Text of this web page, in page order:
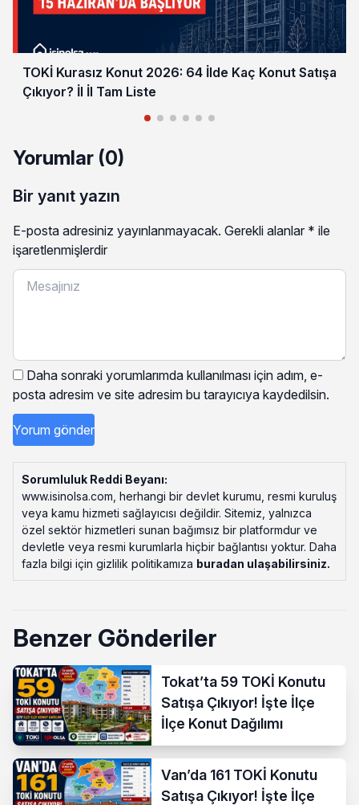
TOKİ Kurasız Konut 2026: 64 İlde Kaç Konut Satışa
Çıkıyor? İl İl Tam Liste
Yorumlar (0)
Bir yanıt yazın
E-posta adresiniz yayınlanmayacak. Gerekli alanlar * ile
işaretlenmişlerdir
Daha sonraki yorumlarımda kullanılması için adım, e-
posta adresim ve site adresim bu tarayıcıya kaydedilsin.
Sorumluluk Reddi Beyanı:
www.isinolsa.com, herhangi bir devlet kurumu, resmi kuruluş
veya kamu hizmeti sağlayıcısı değildir. Sitemiz, yalnızca
özel sektör hizmetleri sunan bağımsız bir platformdur ve
devletle veya resmi kurumlarla hiçbir bağlantısı yoktur. Daha
fazla bilgi için gizlilik politikamıza buradan ulaşabilirsiniz.
Benzer Gönderiler
Tokat’ta 59 TOKİ Konutu
Satışa Çıkıyor! İşte İlçe
İlçe Konut Dağılımı
Van’da 161 TOKİ Konutu
Satışa Çıkıyor! İşte İlçe